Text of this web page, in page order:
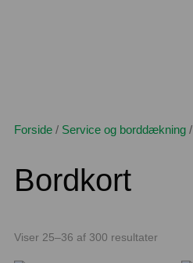
Forside / Service og borddækning /
Bordkort
Viser 25–36 af 300 resultaterSorteret